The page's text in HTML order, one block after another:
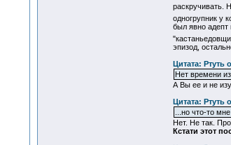
раскручивать.
одногрупник у
был явно адепт
эпизод,
Цитата: Ртуть
Нет времени
А Вы ее и не
Цитата: Ртуть
...но что-то
Нет. Не так.
Кстати этот